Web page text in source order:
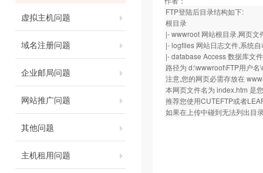
虚拟主机问题
域名注册问题
企业邮局问题
网站推广问题
其他问题
主机租用问题
FTP登陆后目录结构如下:
根目录
|- wwwroot 网站根目录,网页文
|- logfiles 网站日志文件,系统
|- database Access 数据库文
路径为 d:\wwwroot\FTP用户名
注意,您的网页必需存放在
本网页文件名为 index.htm 是
推荐您使用CUTEFTP或者
如果在上传中碰到无法列出目